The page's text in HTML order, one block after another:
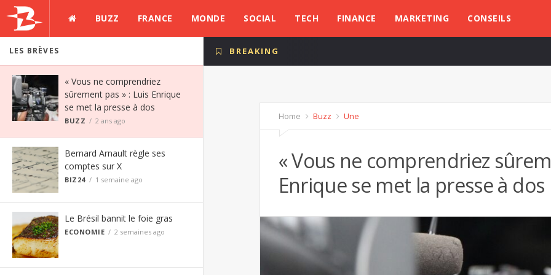
BUZZ FRANCE MONDE SOCIAL TECH FINANCE MARKETING CONSEILS
LES BRÈVES
« Vous ne comprendriez
sûrement pas » : Luis Enrique
se met la presse à dos
BUZZ 2 ans ago
Bernard Arnault règle ses
comptes sur X
BIZ24 1 semaine ago
Le Brésil bannit le foie gras
ECONOMIE 2 semaines ago
BREAKING
Home Buzz Une
« Vous ne comprendriez
Enrique se met la presse à dos